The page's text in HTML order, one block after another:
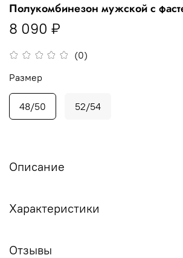
(0)
Полукомбинезон мужской с
8 090 ₽
Размер
48/50 52/54
Описание
Характеристики
Отзывы